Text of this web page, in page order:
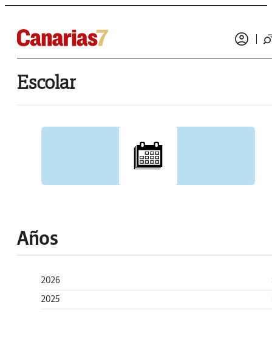
Escolar
Años
2026
2025